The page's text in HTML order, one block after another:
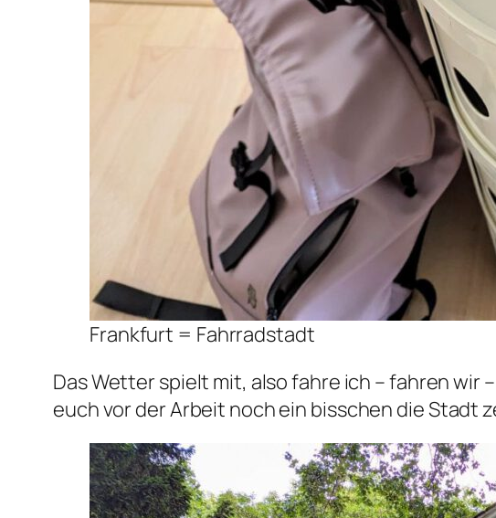
Frankfurt = Fahrradstadt
Das Wetter spielt mit, also fahre ich – fahren wir
euch vor der Arbeit noch ein bisschen die Stadt